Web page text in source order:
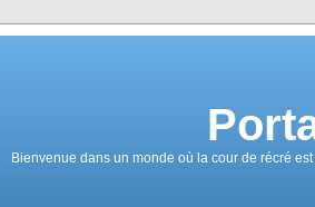
Bienvenue dans un monde où la cour de récré